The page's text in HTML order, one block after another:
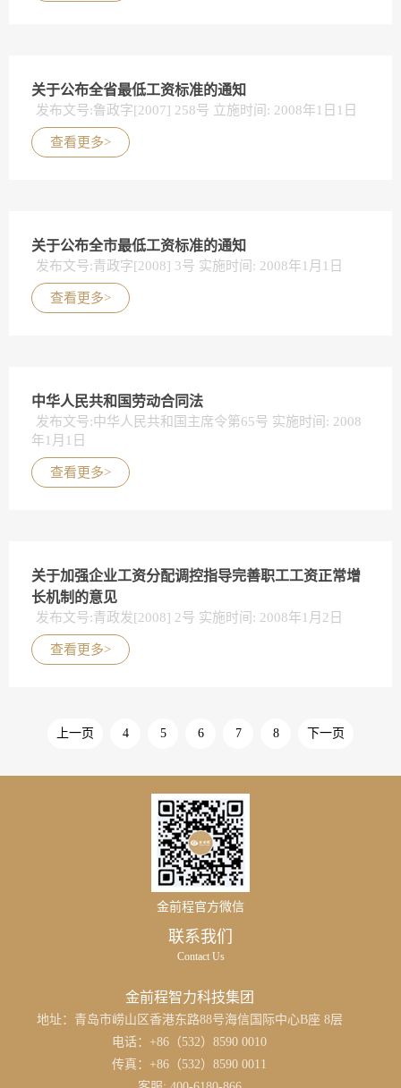
关于公布全省最低工资标准的通知
发布文号:鲁政字[2007] 258号 立施时间: 2008年1日1日
查看更多>
关于公布全市最低工资标准的通知
发布文号:青政字[2008] 3号 实施时间: 2008年1月1日
查看更多>
中华人民共和国劳动合同法
发布文号:中华人民共和国主席令第65号 实施时间: 2008
年1月1日
查看更多>
关于加强企业工资分配调控指导完善职工工资正常增
长机制的意见
发布文号:青政发[2008] 2号 实施时间: 2008年1月2日
查看更多>
上一页 4 5 6 7 8 下一页
金前程官方微信
联系我们
Contact Us
金前程智力科技集团
地址：青岛市崂山区香港东路88号海信国际中心B座 8层
电话：+86（532）8590 0010
传真：+86（532）8590 0011